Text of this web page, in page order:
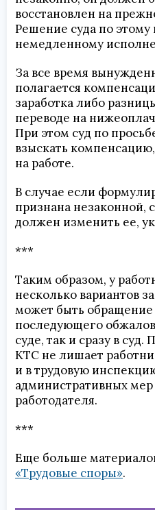
восстановлен на
Решение суда по
немедленному
За все время
полагается
заработка либо
переводе на
При этом суд по
взыскать
на работе.
В случае если
признана незаконной,
должен изменить ее,
***
Таким образом, у
несколько вариантов
может быть обращение
последующего
суде, так и сразу в
КТС не лишает
и в трудовую
административных
работодателя.
***
Еще больше
«Трудовые споры».